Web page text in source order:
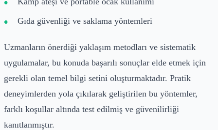
Gıda güvenliği ve saklama yöntemleri
Uzmanların önerdiği yaklaşım metodları ve sistematik
uygulamalar, bu konuda başarılı sonuçlar elde etmek için
gerekli olan temel bilgi setini oluşturmaktadır. Pratik
deneyimlerden yola çıkılarak geliştirilen bu yöntemler,
farklı koşullar altında test edilmiş ve güvenilirliği
kanıtlanmıştır.